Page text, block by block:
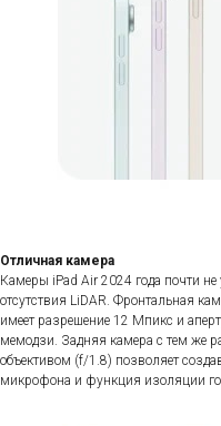
Отличная камера
Камеры iPad Air 2024 года почти
отсутствия LiDAR. Фронтальная
имеет разрешение 12 Мпикс и
мемодзи. Задняя камера с тем же
объективом (f/1.8) позволяет
микрофона и функция изоляции